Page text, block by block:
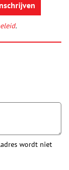
.
wordt niet